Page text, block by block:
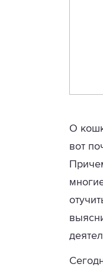
О
вот